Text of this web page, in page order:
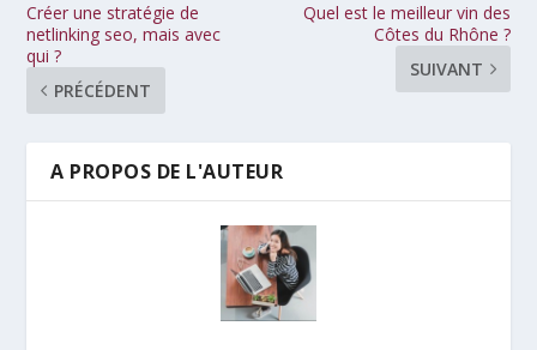
Créer une stratégie de
netlinking seo, mais avec
qui ?
PRÉCÉDENT
Quel est le meilleur vin des
Côtes du Rhône ?
SUIVANT
A PROPOS DE L'AUTEUR